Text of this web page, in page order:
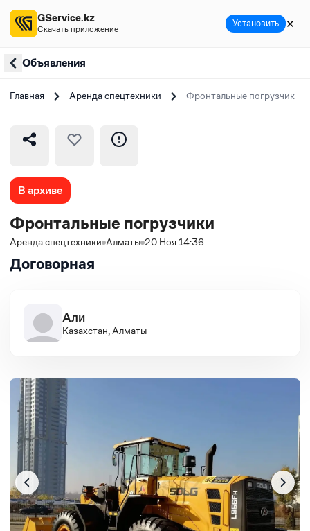
Объявления
Главная Аренда спецтехники Фронтальные погрузчики
В архиве
Фронтальные погрузчики
Аренда спецтехники Алматы 20 Ноя 14:36
Договорная
Али
Казахстан, Алматы
GService.kz
Скачать приложение Установить ✕